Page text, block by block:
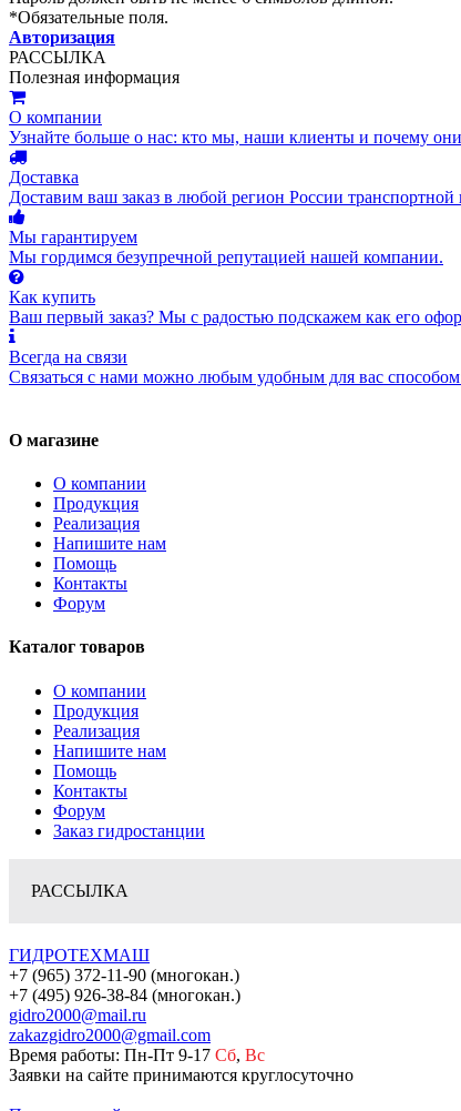
*Обязательные поля.
Авторизация
РАССЫЛКА
Полезная информация
О компании
Узнайте больше о нас: кто мы, наши клиенты и почему
Доставка
Доставим ваш заказ в любой регион России транспортной
Мы гарантируем
Мы гордимся безупречной репутацией нашей компании.
Как купить
Ваш первый заказ? Мы с радостью подскажем как его
Всегда на связи
Связаться с нами можно любым удобным для вас
О магазине
О компании
Продукция
Реализация
Напишите нам
Помощь
Контакты
Форум
Каталог товаров
О компании
Продукция
Реализация
Напишите нам
Помощь
Контакты
Форум
Заказ гидростанции
РАССЫЛКА
ГИДРОТЕХМАШ
+7 (965) 372-11-90 (многокан.)
+7 (495) 926-38-84 (многокан.)
gidro2000@mail.ru
zakazgidro2000@gmail.com
Время работы: Пн-Пт 9-17 Сб, Вс
Заявки на сайте принимаются круглосуточно